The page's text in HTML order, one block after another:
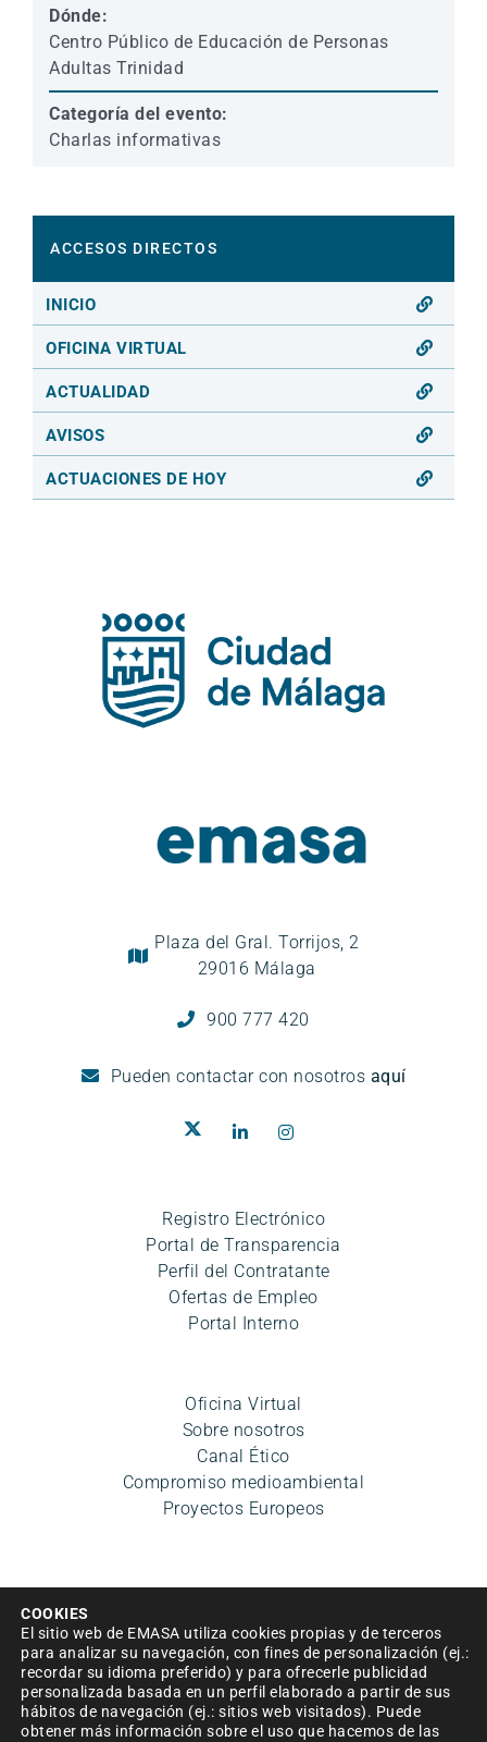
Dónde:
Centro Público de Educación de Personas
Adultas Trinidad
Categoría del evento:
Charlas informativas
ACCESOS DIRECTOS
INICIO
OFICINA VIRTUAL
ACTUALIDAD
AVISOS
ACTUACIONES DE HOY
Plaza del Gral. Torrijos, 2
29016 Málaga
900 777 420
Pueden contactar con nosotros aquí
Registro Electrónico
Portal de Transparencia
Perfil del Contratante
Ofertas de Empleo
Portal Interno
Oficina Virtual
Sobre nosotros
Canal Ético
Compromiso medioambiental
Proyectos Europeos
Aviso legal|Política de privacidad|Condiciones de uso
|Accesibilidad|Política de cookies|Mapa del sitio
COOKIES
El sitio web de EMASA utiliza cookies propias y de terceros
para analizar su navegación, con fines de personalización (ej.:
recordar su idioma preferido) y para ofrecerle publicidad
personalizada basada en un perfil elaborado a partir de sus
hábitos de navegación (ej.: sitios web visitados). Puede
obtener más información sobre el uso que hacemos de las